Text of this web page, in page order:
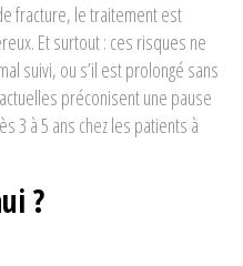
fracture, le traitement est
Et surtout : ces risques ne
suivi, ou s’il est prolongé sans
préconisent une pause
3 à 5 ans chez les patients à
?